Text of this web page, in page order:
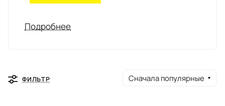
Подробнее
ФИЛЬТР Сначала популярные